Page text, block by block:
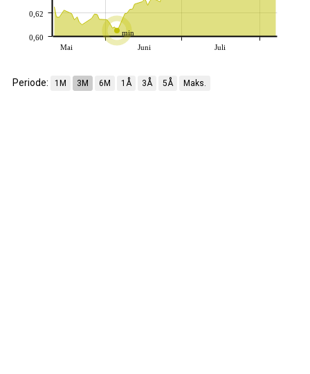
min
Mai
Juni Juli
0,60
0,62
Periode: 1M 3M 6M 1Å 3Å 5Å Maks.